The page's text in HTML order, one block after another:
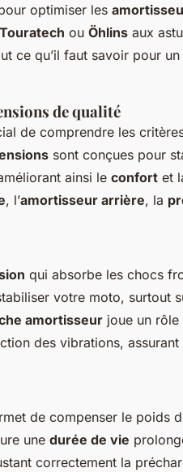
optimiser les
Touratech ou Öhlins aux
ce qu’il faut savoir pour un
de qualité
de comprendre les
sont conçues pour
ainsi le confort et
, l’amortisseur arrière, la
qui absorbe les chocs
votre moto, surtout
amortisseur joue un rôle
des vibrations, assurant
de compenser le poids
une durée de vie
correctement la